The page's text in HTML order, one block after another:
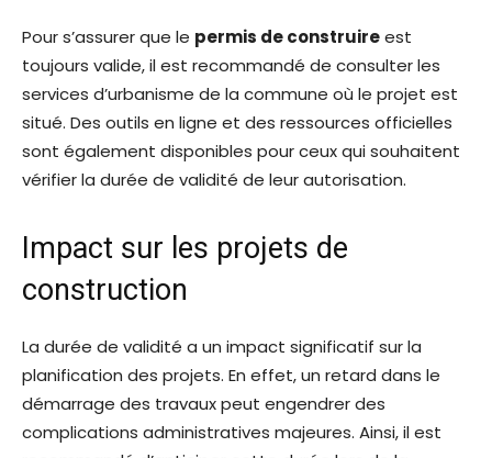
Pour s’assurer que le permis de construireest
toujours valide, il est recommandé de consulter les
services d’urbanisme de la commune où le projet est
situé. Des outils en ligne et des ressources officielles
sont également disponibles pour ceux qui souhaitent
vérifier la durée de validité de leur autorisation.
Impact sur les projets de
construction
La durée de validité a un impact significatif sur la
planification des projets. En effet, un retard dans le
démarrage des travaux peut engendrer des
complications administratives majeures. Ainsi, il est